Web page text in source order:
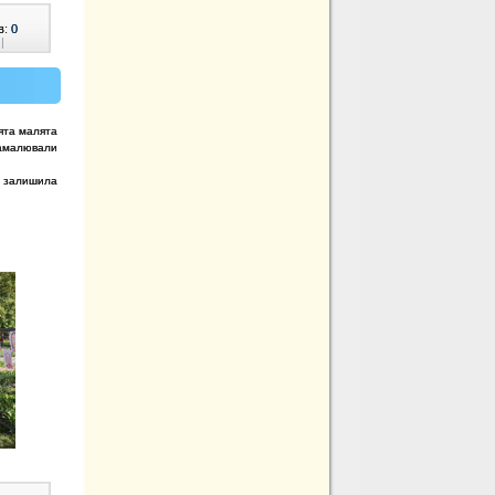
0
|
малята
залишила